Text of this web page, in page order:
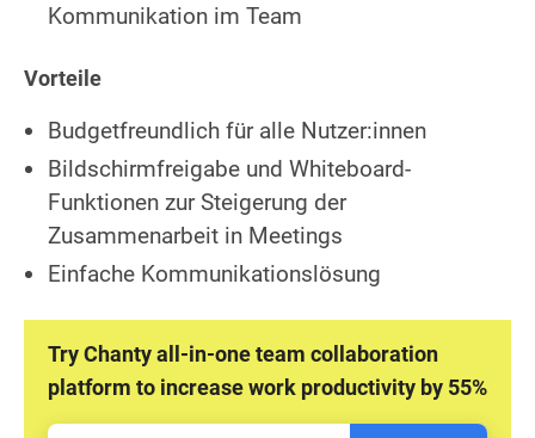
Kommunikation im Team
Vorteile
Budgetfreundlich für alle Nutzer:innen
Bildschirmfreigabe und Whiteboard-
Funktionen zur Steigerung der
Zusammenarbeit in Meetings
Einfache Kommunikationslösung
Try Chanty all-in-one team collaboration
platform to increase work productivity by 55%